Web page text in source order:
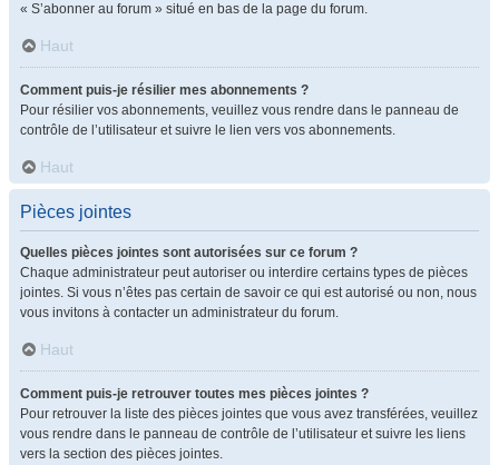
« S’abonner au forum » situé en bas de la page du forum.
Haut
Comment puis-je résilier mes abonnements ?
Pour résilier vos abonnements, veuillez vous rendre dans le panneau de
contrôle de l’utilisateur et suivre le lien vers vos abonnements.
Haut
Pièces jointes
Quelles pièces jointes sont autorisées sur ce forum ?
Chaque administrateur peut autoriser ou interdire certains types de pièces
jointes. Si vous n’êtes pas certain de savoir ce qui est autorisé ou non, nous
vous invitons à contacter un administrateur du forum.
Haut
Comment puis-je retrouver toutes mes pièces jointes ?
Pour retrouver la liste des pièces jointes que vous avez transférées, veuillez
vous rendre dans le panneau de contrôle de l’utilisateur et suivre les liens
vers la section des pièces jointes.